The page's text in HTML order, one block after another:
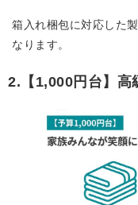
箱入れ梱包に対応した
なります。
2.【1,000円台】高